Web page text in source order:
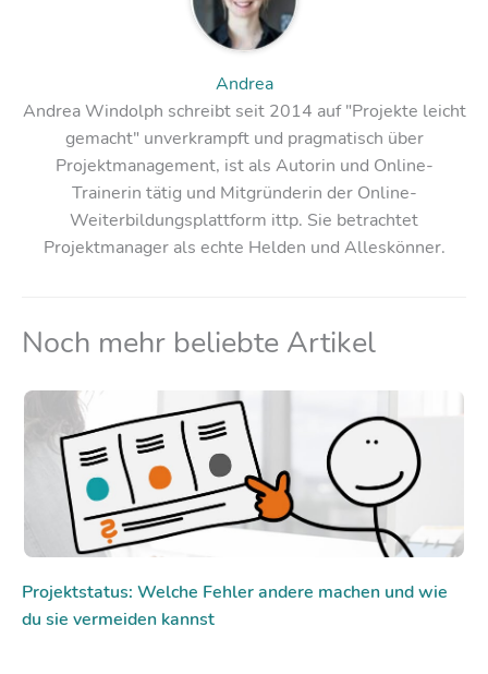
Andrea
Andrea Windolph schreibt seit 2014 auf "Projekte leicht
gemacht" unverkrampft und pragmatisch über
Projektmanagement, ist als Autorin und Online-
Trainerin tätig und Mitgründerin der Online-
Weiterbildungsplattform ittp. Sie betrachtet
Projektmanager als echte Helden und Alleskönner.
Noch mehr beliebte Artikel
Projektstatus: Welche Fehler andere machen und wie
du sie vermeiden kannst